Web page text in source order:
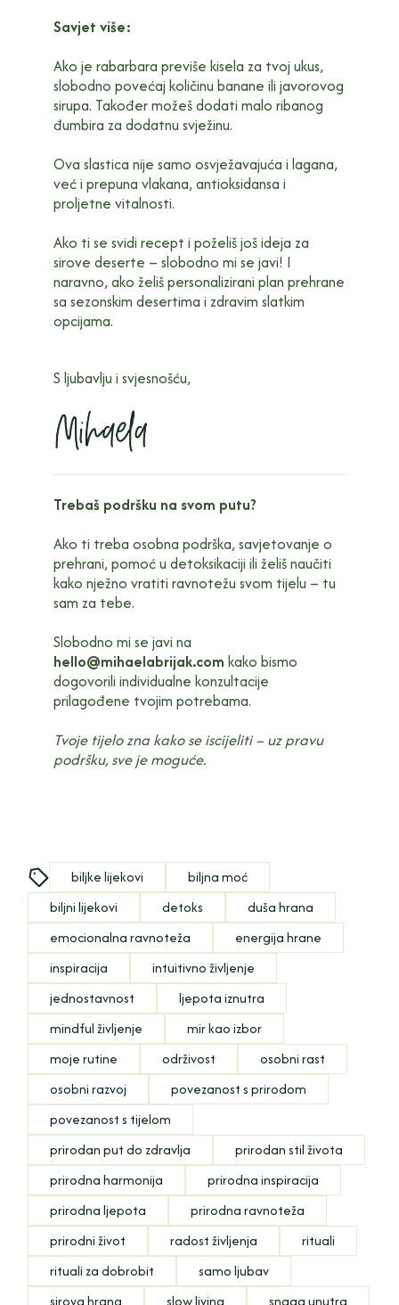
Savjet više:
Ako je rabarbara previše kisela za tvoj ukus,
slobodno povećaj količinu banane ili javorovog
sirupa. Također možeš dodati malo ribanog
đumbira za dodatnu svježinu.
Ova slastica nije samo osvježavajuća i lagana,
već i prepuna vlakana, antioksidansa i
proljetne vitalnosti.
Ako ti se svidi recept i poželiš još ideja za
sirove deserte – slobodno mi se javi! I
naravno, ako želiš personalizirani plan prehrane
sa sezonskim desertima i zdravim slatkim
opcijama.
S ljubavlju i svjesnošću,
Trebaš podršku na svom putu?
Ako ti treba osobna podrška, savjetovanje o
prehrani, pomoć u detoksikaciji ili želiš naučiti
kako nježno vratiti ravnotežu svom tijelu – tu
sam za tebe.
Slobodno mi se javi na
hello@mihaelabrijak.com kako bismo
dogovorili individualne konzultacije
prilagođene tvojim potrebama.
Tvoje tijelo zna kako se iscijeliti – uz pravu
podršku, sve je moguće.
biljke lijekovi
biljna moć
biljni lijekovi
detoks
duša hrana
emocionalna ravnoteža
energija hrane
inspiracija
intuitivno življenje
jednostavnost
ljepota iznutra
mindful življenje
mir kao izbor
moje rutine
održivost
osobni rast
osobni razvoj
povezanost s prirodom
povezanost s tijelom
prirodan put do zdravlja
prirodan stil života
prirodna harmonija
prirodna inspiracija
prirodna ljepota
prirodna ravnoteža
prirodni život
radost življenja
rituali
rituali za dobrobit
samo ljubav
sirova hrana
slow living snaga unutra